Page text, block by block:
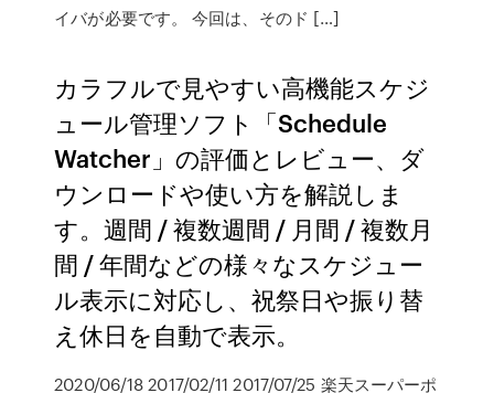
イバが必要です。 今回は、そのド […]
カラフルで見やすい高機能スケジ
ュール管理ソフト「Schedule
Watcher」の評価とレビュー、ダ
ウンロードや使い方を解説しま
す。週間 / 複数週間 / 月間 / 複数月
間 / 年間などの様々なスケジュー
ル表示に対応し、祝祭日や振り替
え休日を自動で表示。
2020/06/18 2017/02/11 2017/07/25 楽天スーパーポ